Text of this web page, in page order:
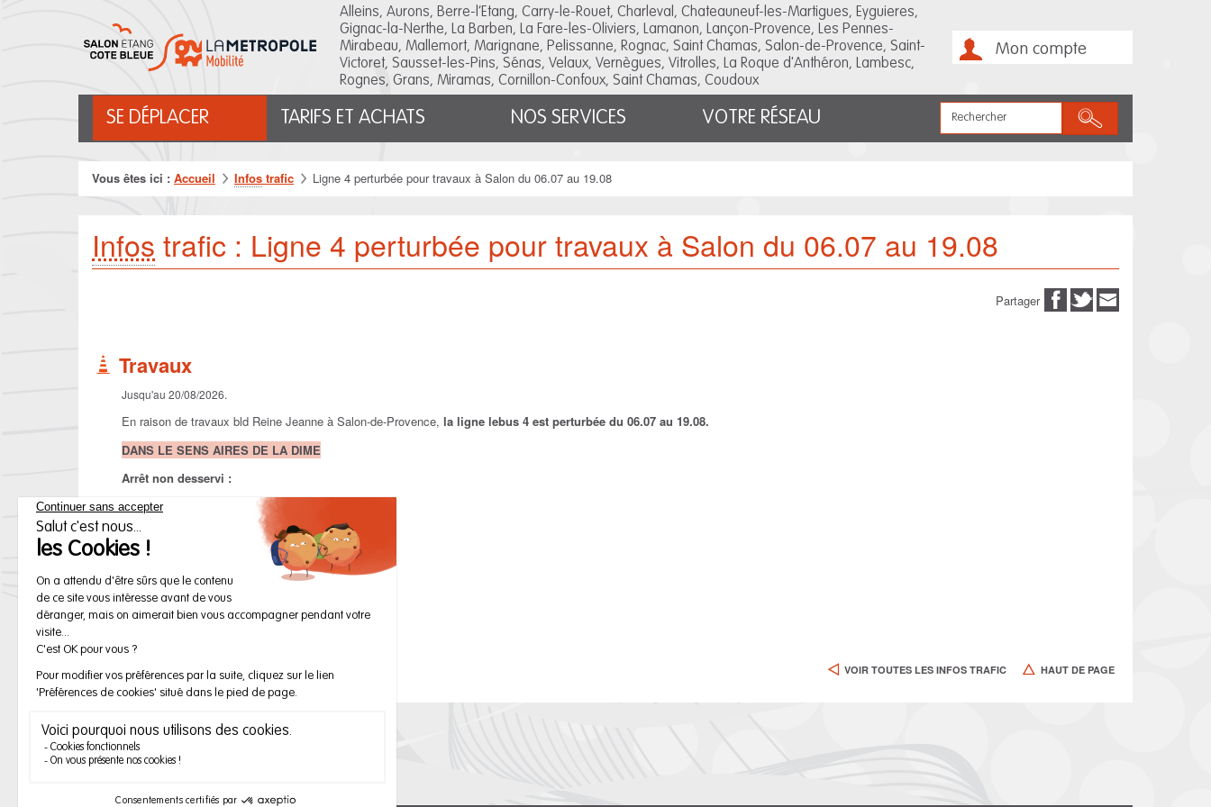
Alleins, Aurons, Berre-l’Etang, Carry-le-Rouet, Charleval, Chateauneuf-les-Martigues, Eyguieres,
Gignac-la-Nerthe, La Barben, La Fare-les-Oliviers, Lamanon, Lançon-Provence, Les Pennes-
Mirabeau, Mallemort, Marignane, Pelissanne, Rognac, Saint Chamas, Salon-de-Provence, Saint-
Victoret, Sausset-les-Pins, Sénas, Velaux, Vernègues, Vitrolles, La Roque d'Anthéron, Lambesc,
Rognes, Grans, Miramas, Cornillon-Confoux, Saint Chamas, Coudoux
Mon compte
principal
SE DÉPLACER TARIFS ET ACHATS NOS SERVICES VOTRE RÉSEAU Rechercher
Vous êtes ici : Accueil Infos trafic Ligne 4 perturbée pour travaux à Salon du 06.07 au 19.08
Infos trafic : Ligne 4 perturbée pour travaux à Salon du 06.07 au 19.08
Partager
Travaux
Jusqu'au 20/08/2026.
En raison de travaux bld Reine Jeanne à Salon-de-Provence, la ligne lebus 4 est perturbée du 06.07 au 19.08.
DANS LE SENS AIRES DE LA DIME
Arrêt non desservi :
- Reine Jeanne
Arrêts de report :
- Danton
Merci de votre compréhension.
VOIR TOUTES LES INFOS TRAFIC HAUT DE PAGE